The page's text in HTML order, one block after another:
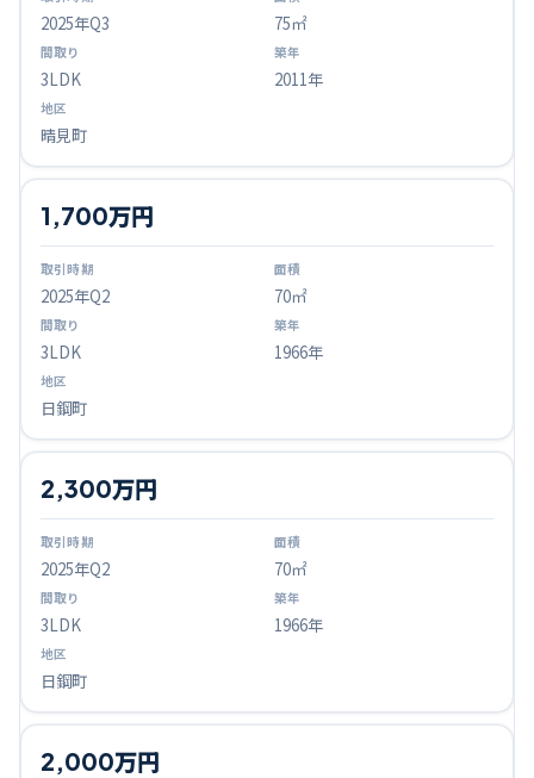
2025年Q3 75㎡
3LDK 2011年
晴見町
2025年Q2
1,700万円
70㎡
3LDK 1966年
日鋼町
2025年Q2
2,300万円
70㎡
3LDK 1966年
日鋼町
2,000万円